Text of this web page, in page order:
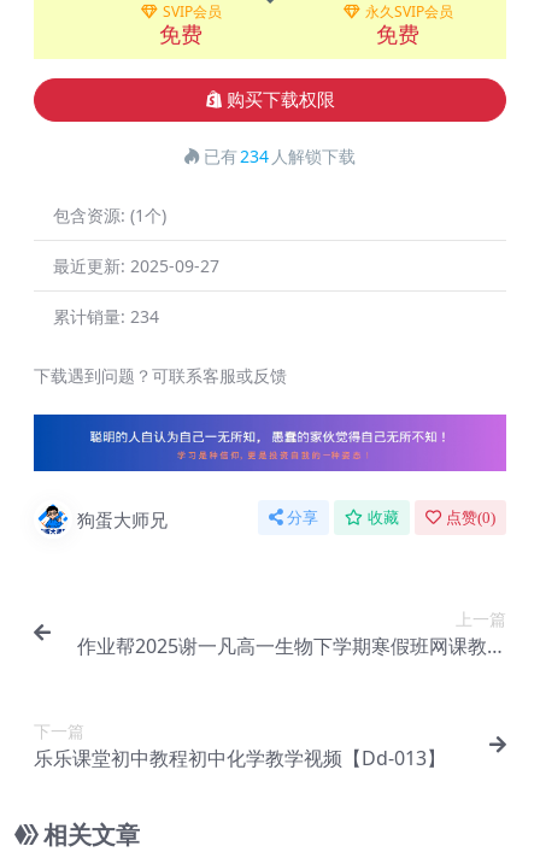
SVIP会员
免费
永久SVIP会员
免费
购买下载权限
已有234 人解锁下载
包含资源: (1个)
最近更新: 2025-09-27
累计销量: 234
下载遇到问题？可联系客服或反馈
狗蛋大师兄 分享 收藏 点赞(0)
上一篇
作业帮2025谢一凡高一生物下学期寒假班网课教程
下一篇
乐乐课堂初中教程初中化学教学视频【Dd-013】
相关文章